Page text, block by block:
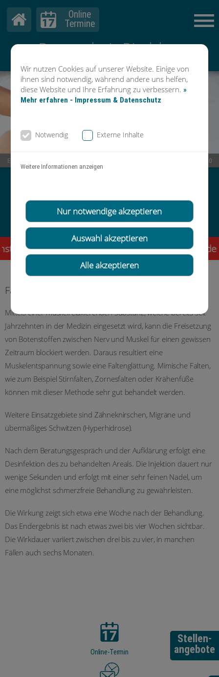
Wir nutzen Cookies auf unserer Website. Einige von
ihnen sind notwendig, während andere uns helfen,
diese Website und Ihre Erfahrung zu verbessern.»
Mehr erfahren - Impressum & Datenschutz
Notwendig Externe Inhalte
Weitere Informationen anzeigen
Nur notwendige akzeptieren
Auswahl akzeptieren
Alle akzeptieren
Stellen-
angebote
Online
Termine
Dermatologie Dinslaken
Eppinghovener Straße 12 | 46535 Dinslaken | 02064 - 6 25 57 40
TELEFONISCH oder über unsere
ONLINE-TERMINBUCHUNG
Liebe Patientinnen und Patienten, als
Faltenbehandlung
Mittels einer muskelrelaxierenden Substanz, welche bereits seit
Jahrzehnten in der Medizin eingesetzt wird, kann die Freisetzung
von Botenstoffen zwischen Nerv und Muskel für einen gewissen
Zeitraum blockiert werden. Daraus resultiert eine
Muskelentspannung sowie eine Faltenglättung. Mimische Falten,
wie zum Beispiel Stirnfalten, Zornesfalten oder Krähenfüße
können mit dieser Methode sehr gut behandelt werden.
Weitere Einsatzgebiete sind Zähneknirschen, Migräne und
übermäßiges Schwitzen (Hyperhidrose).
Nach dem Beratungsgespräch und der Aufklärung erfolgt eine
Desinfektion des zu behandelten Areals. Die Injektion dauert nur
wenige Sekunden und erfolgt mit einer sehr feinen Nadel, um
eine möglichst schmerzfreie Behandlung zu gewährleisten.
Die Wirkung zeigt sich etwa eine Woche nach der Behandlung.
Das Endergebnis ist nach etwas zwei bis vier Wochen sichtbar.
Die Wirkdauer variiert zwischen drei bis zu vier, in manchen
Fällen auch sechs Monaten.
Online-Termin